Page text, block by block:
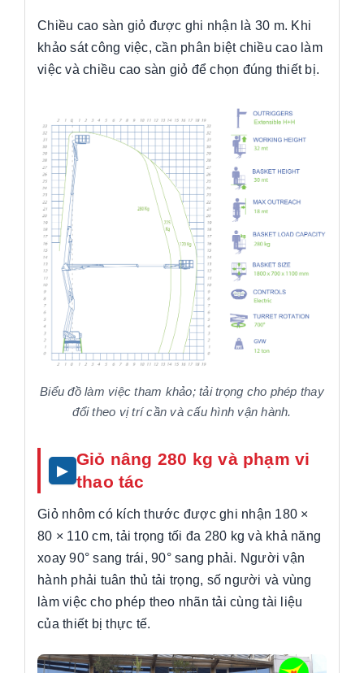
Chiều cao sàn giỏ được ghi nhận là 30 m. Khi
khảo sát công việc, cần phân biệt chiều cao làm
việc và chiều cao sàn giỏ để chọn đúng thiết bị.
Biểu đồ làm việc tham khảo; tải trọng cho phép thay
đổi theo vị trí cần và cấu hình vận hành.
Giỏ nâng 280 kg và phạm vi
thao tác
Giỏ nhôm có kích thước được ghi nhận 180 ×
80 × 110 cm, tải trọng tối đa 280 kg và khả năng
xoay 90° sang trái, 90° sang phải. Người vận
hành phải tuân thủ tải trọng, số người và vùng
làm việc cho phép theo nhãn tải cùng tài liệu
của thiết bị thực tế.